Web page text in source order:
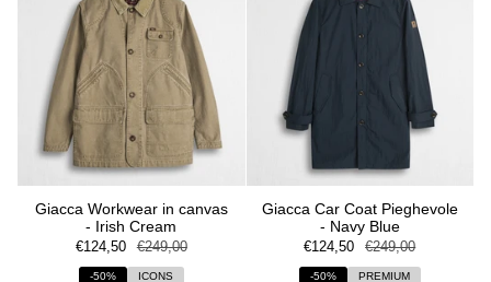
Giacca Workwear in canvas
- Irish Cream
€124,50 €249,00
-50% ICONS
Giacca Car Coat Pieghevole
- Navy Blue
€124,50 €249,00
-50% PREMIUM